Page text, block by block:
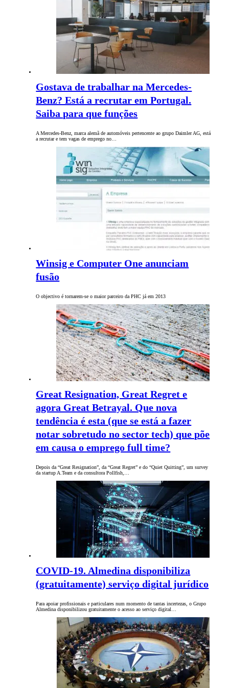
Gostava de trabalhar na Mercedes-
Benz? Está a recrutar em Portugal.
Saiba para que funções
A Mercedes-Benz, marca alemã de automóveis pertencente ao grupo Daimler AG, está
a recrutar e tem vagas de emprego no…
Winsig e Computer One anunciam
fusão
O objectivo é tornarem-se o maior parceiro da PHC já em 2013
Great Resignation, Great Regret e
agora Great Betrayal. Que nova
tendência é esta (que se está a fazer
notar sobretudo no sector tech) que põe
em causa o emprego full time?
Depois da “Great Resignation”, da “Great Regret” e do “Quiet Quitting”, um survey
da startup A.Team e da consultora Pollfish,…
COVID-19. Almedina disponibiliza
(gratuitamente) serviço digital jurídico
Para apoiar profissionais e particulares num momento de tantas incertezas, o Grupo
Almedina disponibilizou gratuitamente o acesso ao serviço digital…